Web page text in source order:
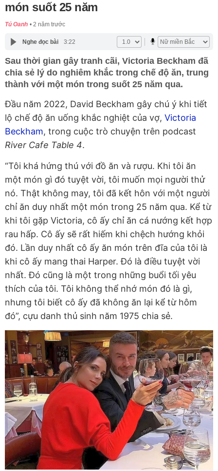
món suốt 25 năm
Tú Oanh 2 năm trước
Nghe đọc bài 3:22
Sau thời gian gây tranh cãi, Victoria Beckham đã
chia sẻ lý do nghiêm khắc trong chế độ ăn, trung
thành với một món trong suốt 25 năm qua.
Đầu năm 2022, David Beckham gây chú ý khi tiết
lộ chế độ ăn uống khắc nghiệt của vợ, Victoria
Beckham, trong cuộc trò chuyện trên podcast
River Cafe Table 4.
“Tôi khá hứng thú với đồ ăn và rượu. Khi tôi ăn
một món gì đó tuyệt vời, tôi muốn mọi người thử
nó. Thật không may, tôi đã kết hôn với một người
chỉ ăn duy nhất một món trong 25 năm qua. Kể từ
khi tôi gặp Victoria, cô ấy chỉ ăn cá nướng kết hợp
rau hấp. Cô ấy sẽ rất hiếm khi chệch hướng khỏi
đó. Lần duy nhất cô ấy ăn món trên đĩa của tôi là
khi cô ấy mang thai Harper. Đó là điều tuyệt vời
nhất. Đó cũng là một trong những buổi tối yêu
thích của tôi. Tôi không thể nhớ món đó là gì,
nhưng tôi biết cô ấy đã không ăn lại kể từ hôm
đó”, cựu danh thủ sinh năm 1975 chia sẻ.